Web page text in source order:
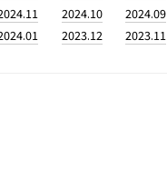
2024.10 2024.09
2023.12 2023.11